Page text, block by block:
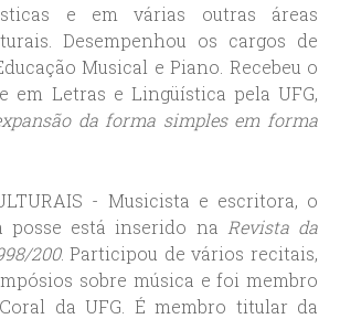
e em várias outras áreas
Desempenhou os cargos de
Musical e Piano. Recebeu o
em Letras e Lingüística pela UFG,
da forma simples em forma
- Musicista e escritora, o
posse está inserido na Revista da
200. Participou de vários recitais,
sobre música e foi membro
da UFG. É membro titular da